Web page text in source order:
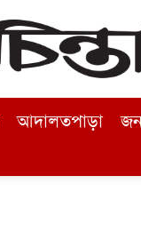
আদালতপাড়া